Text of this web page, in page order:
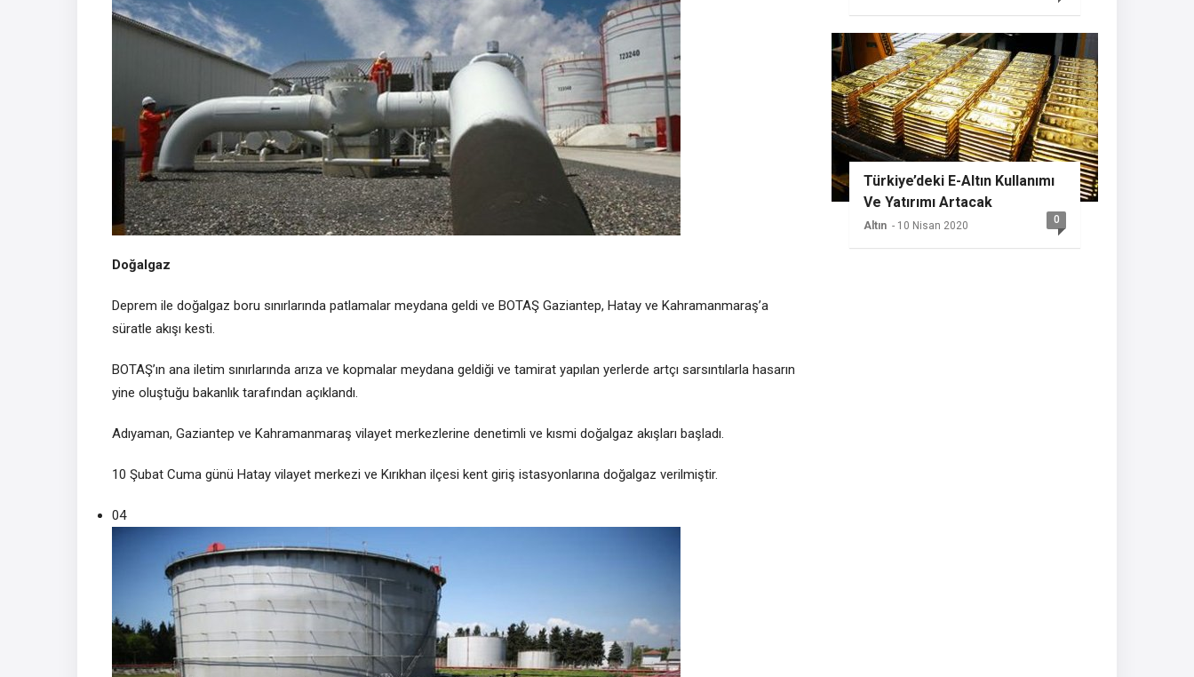
Doğalgaz
Deprem ile doğalgaz boru sınırlarında patlamalar meydana geldi ve BOTAŞ Gaziantep, Hatay ve Kahramanmaraş’a
süratle akışı kesti.
BOTAŞ’ın ana iletim sınırlarında arıza ve kopmalar meydana geldiği ve tamirat yapılan yerlerde artçı sarsıntılarla hasarın
yine oluştuğu bakanlık tarafından açıklandı.
Adıyaman, Gaziantep ve Kahramanmaraş vilayet merkezlerine denetimli ve kısmi doğalgaz akışları başladı.
10 Şubat Cuma günü Hatay vilayet merkezi ve Kırıkhan ilçesi kent giriş istasyonlarına doğalgaz verilmiştir.
04
Türkiye’deki E-Altın Kullanımı
Ve Yatırımı Artacak
Altın - 10 Nisan 2020 0